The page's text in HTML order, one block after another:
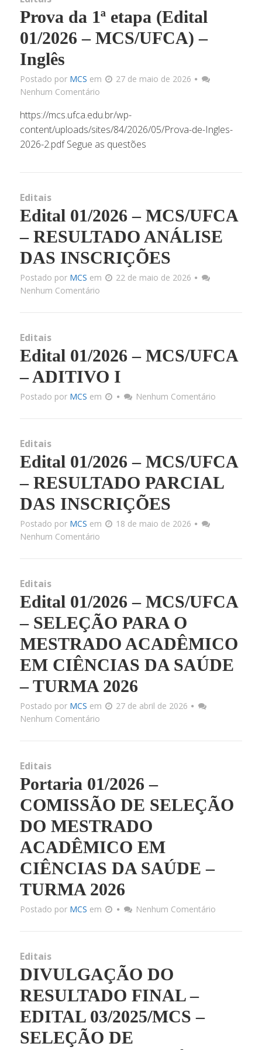
Matriz
Prova da 1ª etapa (Edital
01/2026 – MCS/UFCA) –
Inglês
Postado por MCS em
27 de maio de 2026
Nenhum Comentário
https://mcs.ufca.edu.br/wp-
content/uploads/sites/84/2026/05/Prova-de-Ingles-
2026-2.pdf Segue as questões
Editais
Edital 01/2026 – MCS/UFCA
– RESULTADO ANÁLISE
DAS INSCRIÇÕES
Postado por MCS em
22 de maio de 2026
Nenhum Comentário
Editais
Edital 01/2026 – MCS/UFCA
– ADITIVO I
Postado por MCS em Nenhum Comentário
Editais
Edital 01/2026 – MCS/UFCA
– RESULTADO PARCIAL
DAS INSCRIÇÕES
Postado por MCS em
18 de maio de 2026
Nenhum Comentário
Editais
Edital 01/2026 – MCS/UFCA
– SELEÇÃO PARA O
MESTRADO ACADÊMICO
EM CIÊNCIAS DA SAÚDE
– TURMA 2026
Postado por MCS em
27 de abril de 2026
Nenhum Comentário
Editais
Portaria 01/2026 –
COMISSÃO DE SELEÇÃO
DO MESTRADO
ACADÊMICO EM
CIÊNCIAS DA SAÚDE –
TURMA 2026
Postado por MCS em Nenhum Comentário
Editais
DIVULGAÇÃO DO
RESULTADO FINAL –
EDITAL 03/2025/MCS –
SELEÇÃO DE